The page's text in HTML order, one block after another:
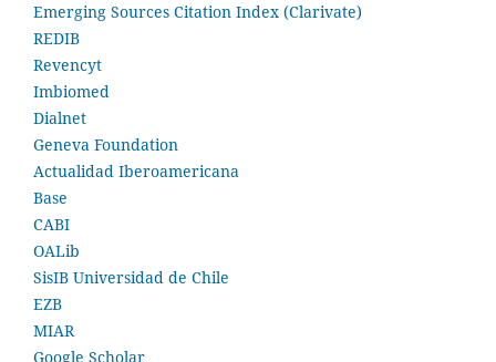
Emerging Sources Citation Index (Clarivate)
REDIB
Revencyt
Imbiomed
Dialnet
Geneva Foundation
Actualidad Iberoamericana
Base
CABI
OALib
SisIB Universidad de Chile
EZB
MIAR
Google Scholar